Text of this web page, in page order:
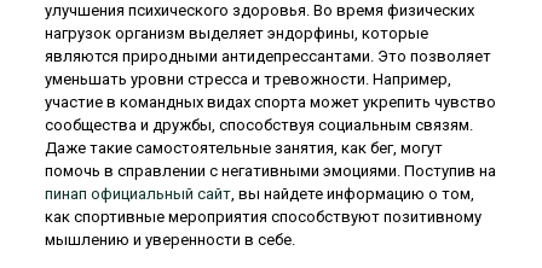
улучшения психического здоровья. Во время физических
нагрузок организм выделяет эндорфины, которые
являются природными антидепрессантами. Это позволяет
уменьшать уровни стресса и тревожности. Например,
участие в командных видах спорта может укрепить чувство
сообщества и дружбы, способствуя социальным связям.
Даже такие самостоятельные занятия, как бег, могут
помочь в справлении с негативными эмоциями. Поступив на
пинап официальный сайт, вы найдете информацию о том,
как спортивные мероприятия способствуют позитивному
мышлению и уверенности в себе.